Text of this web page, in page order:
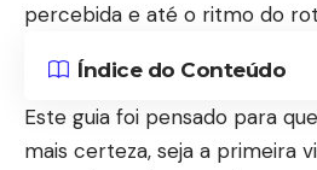
percebida e até o ritmo do
Índice do Conteúdo
Este guia foi pensado para
mais certeza, seja a primeira